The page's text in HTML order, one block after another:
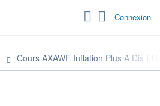
Connexion
Cours AXAWF Inflation Plus A Dis